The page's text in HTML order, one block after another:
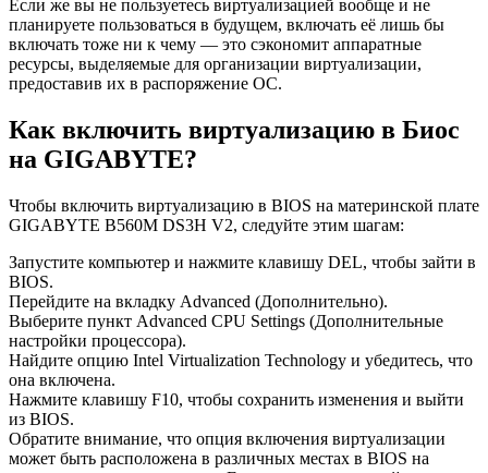
Если же вы не пользуетесь виртуализацией вообще и не
планируете пользоваться в будущем, включать её лишь бы
включать тоже ни к чему — это сэкономит аппаратные
ресурсы, выделяемые для организации виртуализации,
предоставив их в распоряжение ОС.
Как включить виртуализацию в Биос
на GIGABYTE?
Чтобы включить виртуализацию в BIOS на материнской плате
GIGABYTE B560M DS3H V2, следуйте этим шагам:
Запустите компьютер и нажмите клавишу DEL, чтобы зайти в
BIOS.
Перейдите на вкладку Advanced (Дополнительно).
Выберите пункт Advanced CPU Settings (Дополнительные
настройки процессора).
Найдите опцию Intel Virtualization Technology и убедитесь, что
она включена.
Нажмите клавишу F10, чтобы сохранить изменения и выйти
из BIOS.
Обратите внимание, что опция включения виртуализации
может быть расположена в различных местах в BIOS на